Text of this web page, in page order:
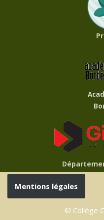
Mentions légales
© Collège